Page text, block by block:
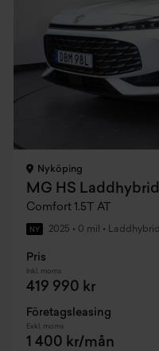
Nyköping
MG HS Laddhybrid
Comfort 1.5T AT
NY 2025 • 0 mil • Laddhybrid
Pris
Inkl. moms
419 990 kr
Företagsleasing
Exkl. moms
1 400 kr/mån